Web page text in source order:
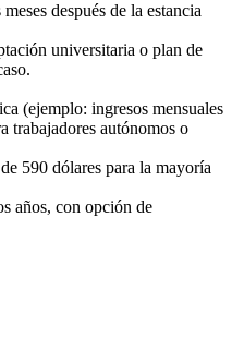
después de la estancia
universitaria o plan de
(ejemplo: ingresos mensuales
trabajadores autónomos o
590 dólares para la mayoría
años, con opción de